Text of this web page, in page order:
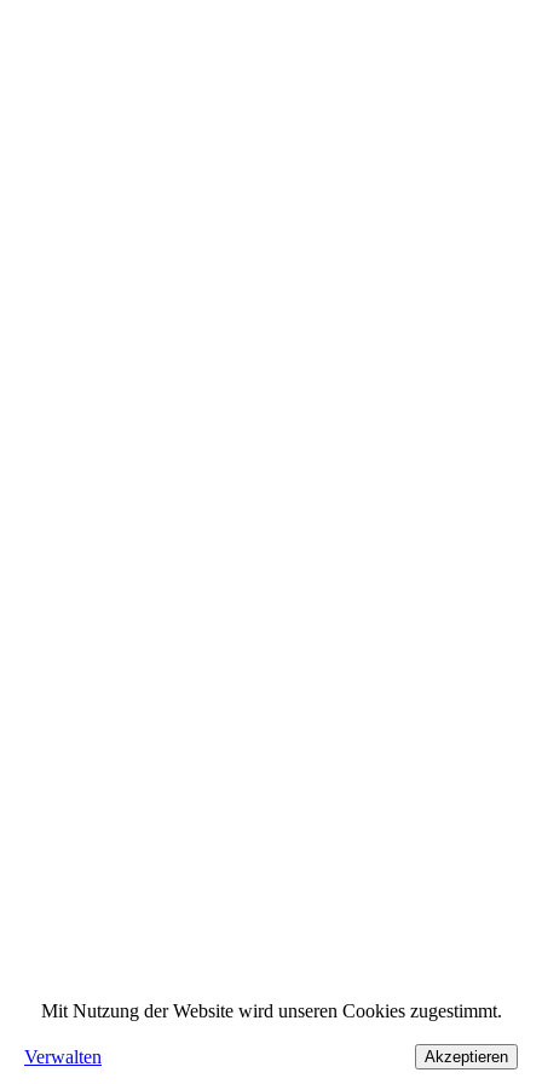
Mit Nutzung der Website wird unseren Cookies zugestimmt.
Verwalten Akzeptieren